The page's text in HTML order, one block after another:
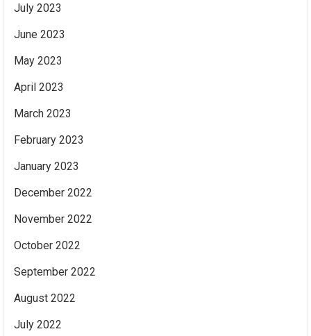
July 2023
June 2023
May 2023
April 2023
March 2023
February 2023
January 2023
December 2022
November 2022
October 2022
September 2022
August 2022
July 2022